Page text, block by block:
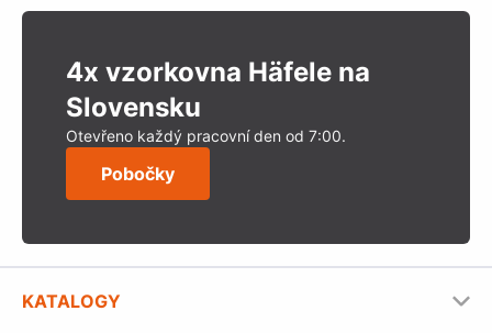
4x vzorkovna Häfele na
Slovensku
Otevřeno každý pracovní den od 7:00.
Pobočky
KATALOGY